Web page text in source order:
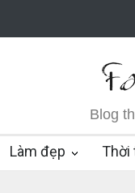
Blog
Làm đẹp Thời